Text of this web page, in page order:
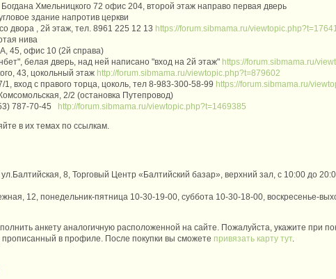
Богдана Хмельницкого 72 офис 204, второй этаж направо первая дверь
здание напротив церкви
двора , 2й этаж, тел. 8961 225 12 13 https://forum.sibmama.ru/
нива
45, офис 10 (2й справа)
белая дверь, над ней написано "вход на 2й этаж" https://forum.sibmama.ru/
43, цокольный этаж http://forum.sibmama.ru/viewtopic.php?t=879602
вход с правого торца, цоколь, тел 8-983-300-58-99 https://forum.sibmama.ru/
2/2 (остановка Путепровод)
787-70-45 http://forum.sibmama.ru/viewtopic.php?t=1469385
в их темах по ссылкам.
8, Торговый Центр «Балтийский базар», верхний зал, с 10:00 до
12, понедельник-пятница 10-30-19-00, суббота 10-30-18-00, воскресенье-
анкету аналогичную расположенной на сайте. Пожалуйста, укажите при
в профиле. После покупки вы сможете привязать карту тут.